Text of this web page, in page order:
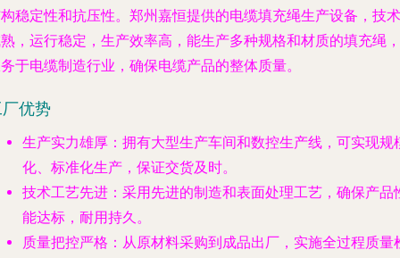
稳定性和抗压性。郑州嘉恒提供的电缆填充绳生产设备，技术
，运行稳定，生产效率高，能生产多种规格和材质的填充绳，
于电缆制造行业，确保电缆产品的整体质量。
优势
生产实力雄厚 ：拥有大型生产车间和数控生产线，可实现规
化、标准化生产，保证交货及时。
技术工艺先进 ：采用先进的制造和表面处理工艺，确保产品
能达标，耐用持久。
质量把控严格 ：从原材料采购到成品出厂，实施全过程质量